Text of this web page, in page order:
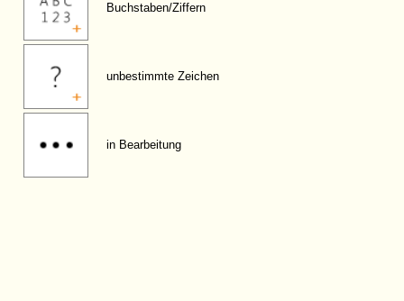
Buchstaben/Ziffern
unbestimmte Zeichen
in Bearbeitung